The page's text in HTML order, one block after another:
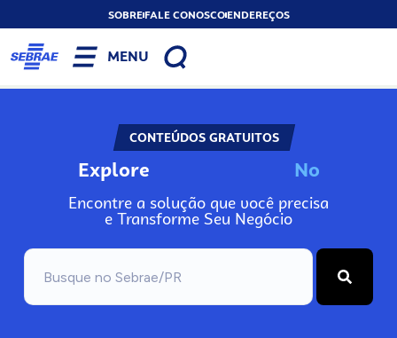
SOBREFALE CONOSCOENDEREÇOS
MENU
CONTEÚDOS GRATUITOS
Explore N
Encontre a solução que você precisa
e Transforme Seu Negócio